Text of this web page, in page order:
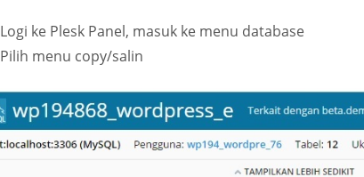
Logi ke Plesk Panel, masuk ke menu database
Pilih menu copy/salin